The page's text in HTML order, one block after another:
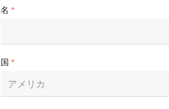
名
国
アメリカ